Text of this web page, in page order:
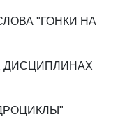
"ГОНКИ НА
ДИСЦИПЛИНАХ